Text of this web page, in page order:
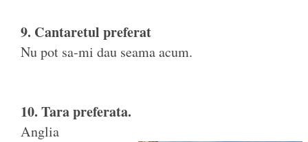
9. Cantaretul preferat
Nu pot sa-mi dau seama acum.
10. Tara preferata.
Anglia